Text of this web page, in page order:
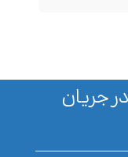
در جریان